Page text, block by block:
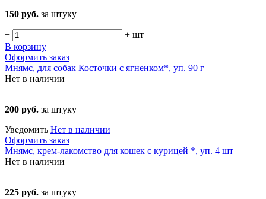
150 руб. за штуку
− + шт
В корзину
Оформить заказ
Мнямс, для собак Косточки с ягненком*, уп. 90 г
Нет в наличии
200 руб. за штуку
Уведомить Нет в наличии
Оформить заказ
Мнямс, крем-лакомство для кошек с курицей *, уп. 4 шт
Нет в наличии
225 руб. за штуку